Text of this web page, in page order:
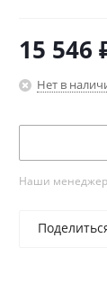
15 546
Нет в
Наши